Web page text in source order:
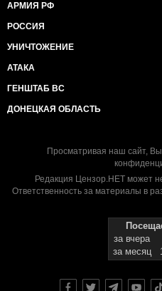
АРМИЯ РФ
РОССИЯ
УНИЧТОЖЕНИЕ
АТАКА
ГЕНШТАБ ВС
ДОНЕЦКАЯ ОБЛАСТЬ
Просматривая наш сайт,
Редакция Цензор.НЕТ может
Ответственность за материалы в
за вчера
за месяц